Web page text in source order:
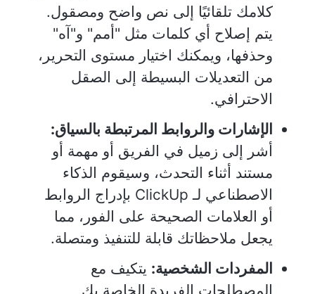
كلامك تلقائيًا إلى نص واضح ومصقول.
يتم إصلاح أي كلمات مثل "أمم" و"آه"
وحذفها، ويمكنك اختيار مستوى التحرير،
من التعديلات البسيطة إلى الصقل
الاحترافي.
الإشارات والروابط المرتبطة بالسياق:
أشر إلى زميل في الفريق أو مهمة أو
مستند أثناء التحدث، وسيقوم الذكاء
الاصطناعي لـ ClickUp بإدراج الروابط
أو العلامات الصحيحة على الفور، مما
يجعل ملاحظاتك قابلة للتنفيذ ومتصلة.
المفردات الشخصية: يتكيف مع
المصطلحات الفريدة الخاصة بك